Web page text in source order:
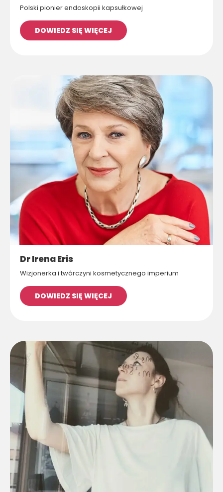
Polski pionier endoskopii kapsułkowej
DOWIEDZ SIĘ WIĘCEJ
Dr Irena Eris
Wizjonerka i twórczyni kosmetycznego imperium
DOWIEDZ SIĘ WIĘCEJ